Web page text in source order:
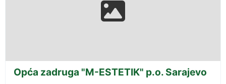
Opća zadruga "M-ESTETIK" p.o. Sarajevo